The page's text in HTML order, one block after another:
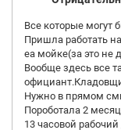
Все которые могут
Пришла работать
еа мойке(за это не
Вообще здесь все
Нужно в прямом
Пороботала 2
13 часовой